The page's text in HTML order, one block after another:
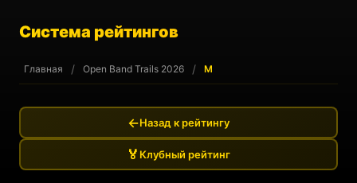
Система рейтингов
Главная / Open Band Trails 2026 / M
←Назад к рейтингу
🏅 Клубный рейтинг